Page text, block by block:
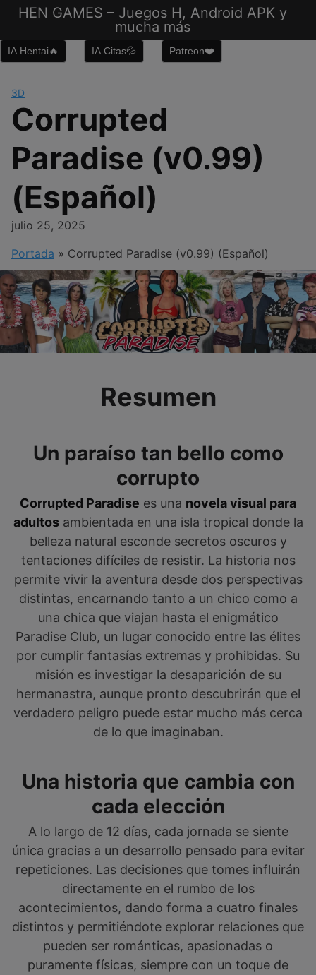
Saltar
contenido
HEN GAMES – Juegos H, Android APK y
mucha más
IA Hentai🔥 IA Citas💦 Patreon❤️
3D
Corrupted
Paradise (v0.99)
(Español)
julio 25, 2025
Portada » Corrupted Paradise (v0.99) (Español)
Resumen
Un paraíso tan bello como
corrupto
Corrupted Paradise es una novela visual para
adultosambientada en una isla tropical donde la
belleza natural esconde secretos oscuros y
tentaciones difíciles de resistir. La historia nos
permite vivir la aventura desde dos perspectivas
distintas, encarnando tanto a un chico como a
una chica que viajan hasta el enigmático
Paradise Club, un lugar conocido entre las élites
por cumplir fantasías extremas y prohibidas. Su
misión es investigar la desaparición de su
hermanastra, aunque pronto descubrirán que el
verdadero peligro puede estar mucho más cerca
de lo que imaginaban.
Una historia que cambia con
cada elección
A lo largo de 12 días, cada jornada se siente
única gracias a un desarrollo pensado para evitar
repeticiones. Las decisiones que tomes influirán
directamente en el rumbo de los
acontecimientos, dando forma a cuatro finales
distintos y permitiéndote explorar relaciones que
pueden ser románticas, apasionadas o
puramente físicas, siempre con un toque de